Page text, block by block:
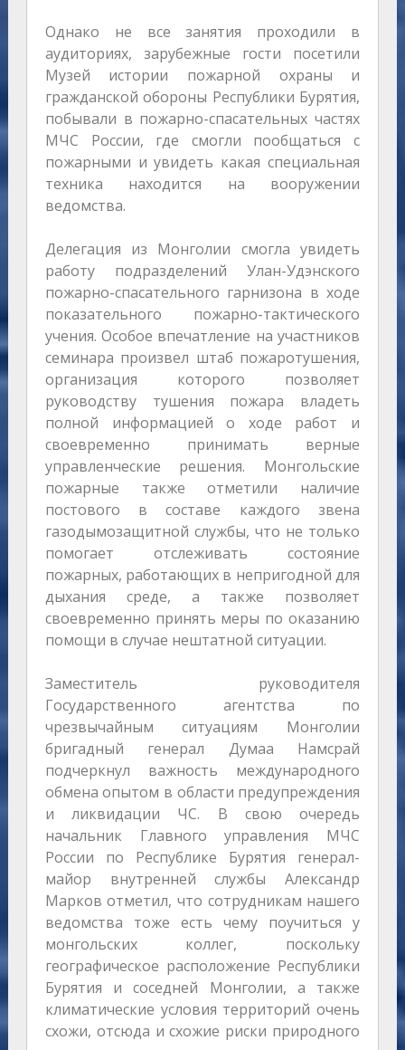
Однако не все занятия проходили в
аудиториях, зарубежные гости посетили
Музей истории пожарной охраны и
гражданской обороны Республики Бурятия,
побывали в пожарно-спасательных частях
МЧС России, где смогли пообщаться с
пожарными и увидеть какая специальная
техника находится на вооружении
ведомства.
Делегация из Монголии смогла увидеть
работу подразделений Улан-Удэнского
пожарно-спасательного гарнизона в ходе
показательного пожарно-тактического
учения. Особое впечатление на участников
семинара произвел штаб пожаротушения,
организация которого позволяет
руководству тушения пожара владеть
полной информацией о ходе работ и
своевременно принимать верные
управленческие решения. Монгольские
пожарные также отметили наличие
постового в составе каждого звена
газодымозащитной службы, что не только
помогает отслеживать состояние
пожарных, работающих в непригодной для
дыхания среде, а также позволяет
своевременно принять меры по оказанию
помощи в случае нештатной ситуации.
Заместитель руководителя
Государственного агентства по
чрезвычайным ситуациям Монголии
бригадный генерал Думаа Намсрай
подчеркнул важность международного
обмена опытом в области предупреждения
и ликвидации ЧС. В свою очередь
начальник Главного управления МЧС
России по Республике Бурятия генерал-
майор внутренней службы Александр
Марков отметил, что сотрудникам нашего
ведомства тоже есть чему поучиться у
монгольских коллег, поскольку
географическое расположение Республики
Бурятия и соседней Монголии, а также
климатические условия территорий очень
схожи, отсюда и схожие риски природного